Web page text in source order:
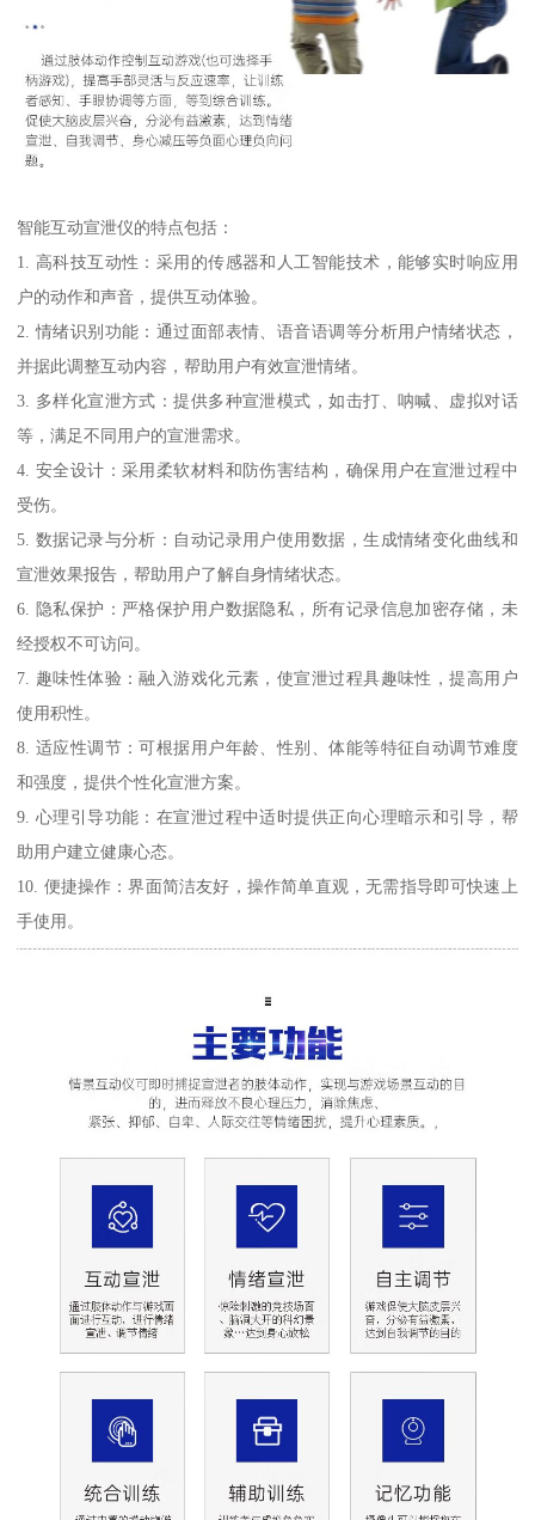
智能互动宣泄仪的特点包括：
1. 高科技互动性：采用的传感器和人工智能技术，能够实时响应用
户的动作和声音，提供互动体验。
2. 情绪识别功能：通过面部表情、语音语调等分析用户情绪状态，
并据此调整互动内容，帮助用户有效宣泄情绪。
3. 多样化宣泄方式：提供多种宣泄模式，如击打、呐喊、虚拟对话
等，满足不同用户的宣泄需求。
4. 安全设计：采用柔软材料和防伤害结构，确保用户在宣泄过程中
受伤。
5. 数据记录与分析：自动记录用户使用数据，生成情绪变化曲线和
宣泄效果报告，帮助用户了解自身情绪状态。
6. 隐私保护：严格保护用户数据隐私，所有记录信息加密存储，未
经授权不可访问。
7. 趣味性体验：融入游戏化元素，使宣泄过程具趣味性，提高用户
使用积性。
8. 适应性调节：可根据用户年龄、性别、体能等特征自动调节难度
和强度，提供个性化宣泄方案。
9. 心理引导功能：在宣泄过程中适时提供正向心理暗示和引导，帮
助用户建立健康心态。
10. 便捷操作：界面简洁友好，操作简单直观，无需指导即可快速上
手使用。